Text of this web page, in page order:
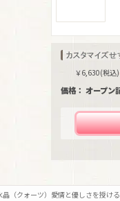
￥6,630(税込)
価格： オープン
（クォーツ）愛情と優しさを授け